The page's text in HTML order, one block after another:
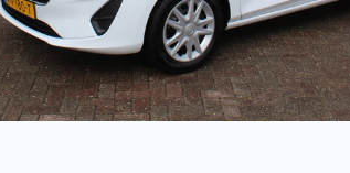
Budgetwagens
Bekijk alle budgetwagens